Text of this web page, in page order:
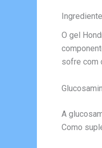
O gel
sofre com
A
Como